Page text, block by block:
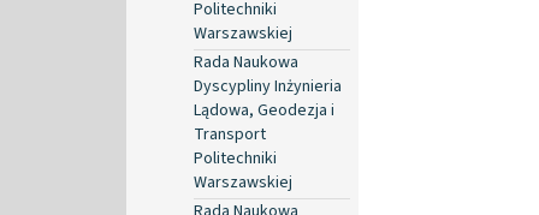
Politechniki
Warszawskiej
Rada Naukowa
Dyscypliny Inżynieria
Lądowa, Geodezja i
Transport
Politechniki
Warszawskiej